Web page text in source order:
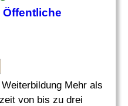
Öffentliche
Mehr als
von bis zu drei